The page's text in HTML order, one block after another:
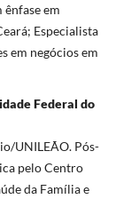
em
Especialista
em negócios em
Federal do
UNILEÃO. Pós-
pelo Centro
da Família e